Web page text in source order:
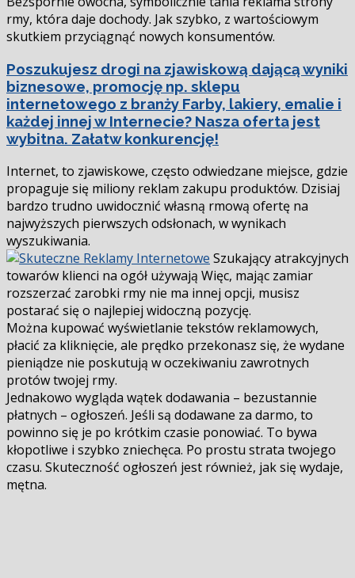
się
firmy, która daje dochody. Jak szybko, z wartościowym
skutkiem przyciągnąć nowych konsumentów.
Poszukujesz drogi na zjawiskową dającą wyniki
biznesowe, promocję np. sklepu
internetowego z branży Farby, lakiery, emalie i
każdej innej w Internecie? Nasza oferta jest
wybitna. Załatw konkurencję!
Internet, to zjawiskowe, często odwiedzane miejsce, gdzie
propaguje się miliony reklam zakupu produktów. Dzisiaj
bardzo trudno uwidocznić własną firmową ofertę na
najwyższych pierwszych odsłonach, w wynikach
wyszukiwania.
Szukający atrakcyjnych
towarów klienci na ogół używają Więc, mając zamiar
rozszerzać zarobki firmy nie ma innej opcji, musisz
postarać się o najlepiej widoczną pozycję.
Można kupować wyświetlanie tekstów reklamowych,
płacić za kliknięcie, ale prędko przekonasz się, że wydane
pieniądze nie poskutują w oczekiwaniu zawrotnych
profitów twojej firmy.
Jednakowo wygląda wątek dodawania – bezustannie
płatnych – ogłoszeń. Jeśli są dodawane za darmo, to
powinno się je po krótkim czasie ponowiać. To bywa
kłopotliwe i szybko zniechęca. Po prostu strata twojego
czasu. Skuteczność ogłoszeń jest również, jak się wydaje,
mętna.